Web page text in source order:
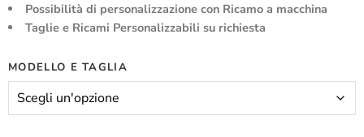
Possibilità di personalizzazione con Ricamo a macchina
Taglie e Ricami Personalizzabili su richiesta
MODELLO E TAGLIA